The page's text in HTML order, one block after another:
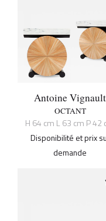
Antoine Vignault
OCTANT
H 64 cm L 63 cm P 42
Disponibilité et prix
demande